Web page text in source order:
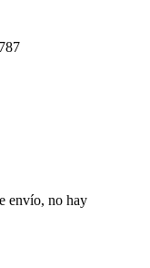
envío, no hay